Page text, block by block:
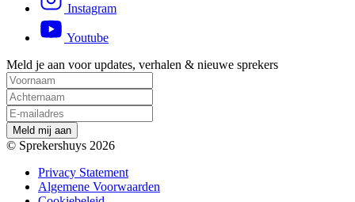
Instagram
Youtube
Meld je aan voor updates, verhalen & nieuwe sprekers
Me d mij aan
© Sprekershuys 2026
Privacy Statement
Algemene Voorwaarden